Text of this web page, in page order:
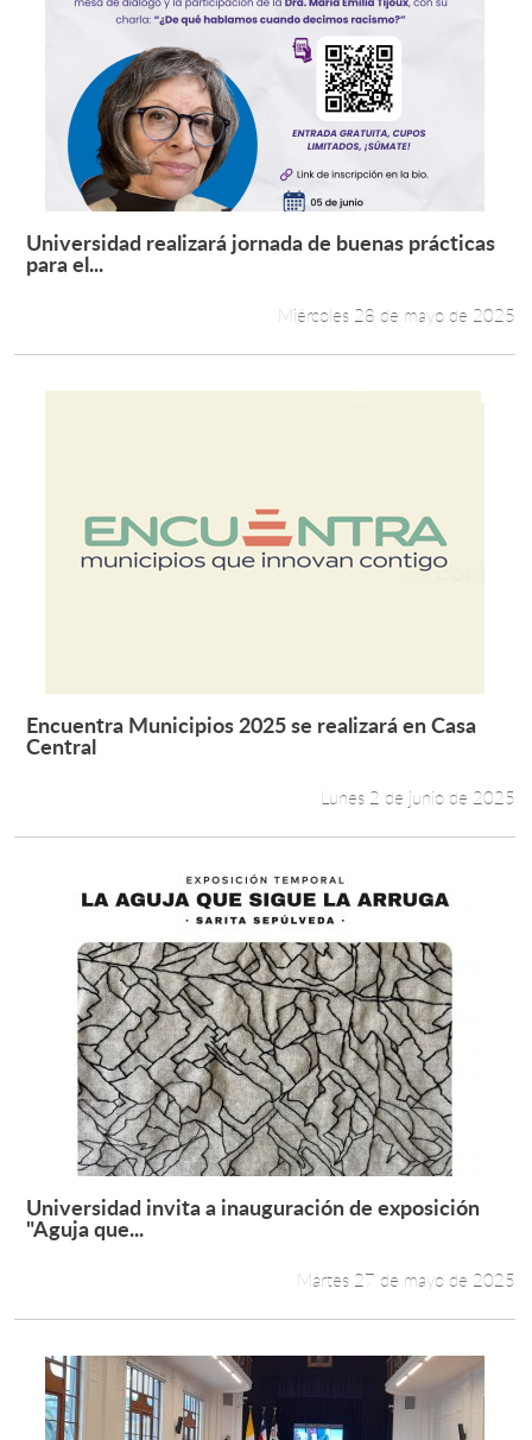
Leer más +
Universidad realizará jornada de buenas prácticas
para el...
Miércoles 28 de mayo de 2025
Leer más +
Encuentra Municipios 2025 se realizará en Casa
Central
Lunes 2 de junio de 2025
Leer más +
Universidad invita a inauguración de exposición
"Aguja que...
Martes 27 de mayo de 2025